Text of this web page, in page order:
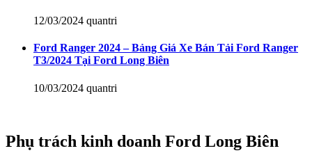
12/03/2024 quantri
Ford Ranger 2024 – Bảng Giá Xe Bán Tải Ford Ranger
T3/2024 Tại Ford Long Biên
10/03/2024 quantri
Phụ trách kinh doanh Ford Long Biên